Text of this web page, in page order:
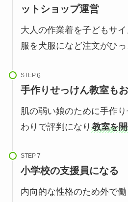
ットショップ運営
大人の作業着を子どもサ
服を犬服になど注文がひっ
STEP
手作りせっけん教室も
肌の弱い娘のために手作
わりで評判になり 教室を
STEP
小学校の支援員になる
内向的な性格のため外で